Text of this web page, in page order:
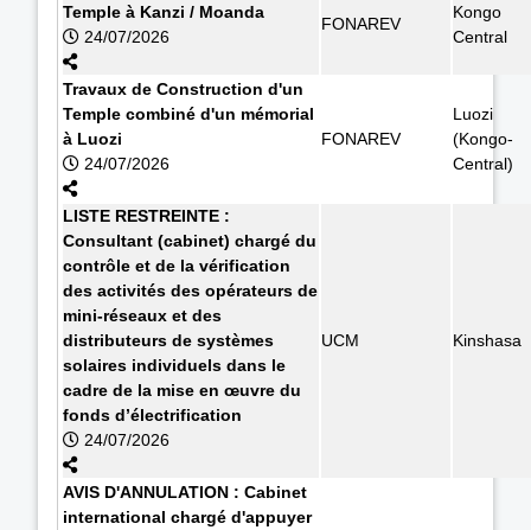
Temple à Kanzi / Moanda
24/07/2026
FONAREV
Kongo
Central
Travaux de Construction d'un
Temple combiné d'un mémorial
à Luozi
24/07/2026
FONAREV
Luozi
(Kongo-
Central)
LISTE RESTREINTE :
Consultant (cabinet) chargé du
contrôle et de la vérification
des activités des opérateurs de
mini-réseaux et des
distributeurs de systèmes
solaires individuels dans le
cadre de la mise en œuvre du
fonds d’électrification
24/07/2026
UCM Kinshasa
AVIS D'ANNULATION : Cabinet
international chargé d'appuyer